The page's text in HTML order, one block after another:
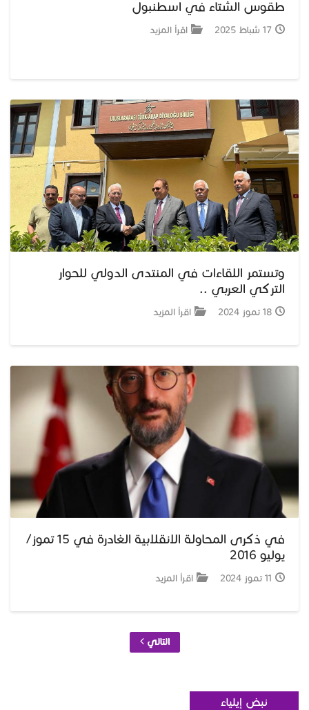
طقوس الشتاء في اسطنبول
17 شباط 2025 اقرأ المزيد
وتستمر اللقاءات في المنتدى الدولي للحوار
التركي العربي ..
18 تموز 2024 اقرأ المزيد
في ذكرى المحاولة الانقلابية الغادرة في 15 تموز/
يوليو 2016
11 تموز 2024 اقرأ المزيد
التالي
نبض إيلياء